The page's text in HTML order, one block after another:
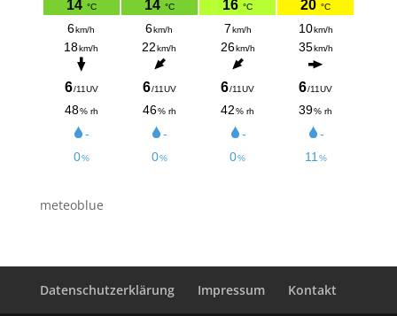
meteoblue
Datenschutzerklärung Impressum Kontakt